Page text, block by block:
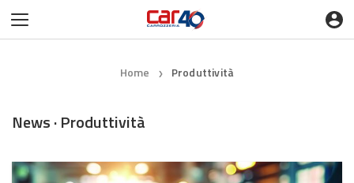
Home ❯ Produttività
News · Produttività